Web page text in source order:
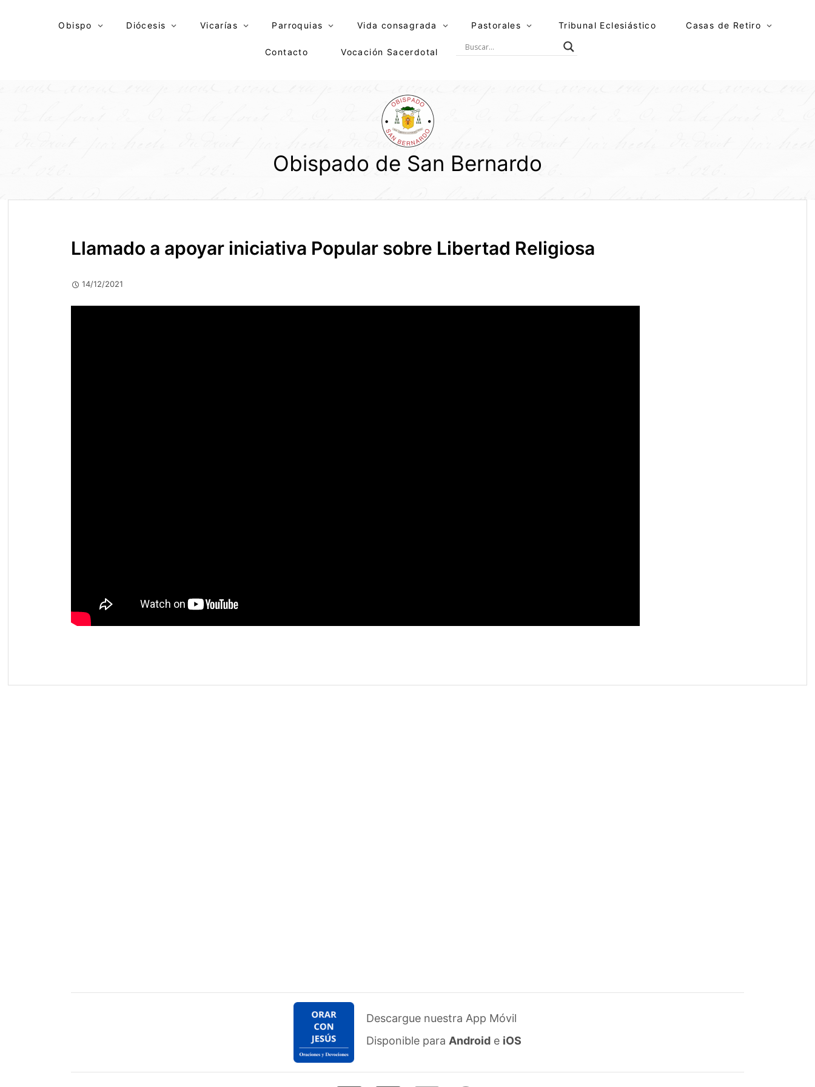
Obispo Diócesis Vicarías Parroquias Vida consagrada Pastorales Tribunal Eclesiástico Casas de Retiro
Contacto Vocación Sacerdotal
Obispado de San Bernardo
Llamado a apoyar iniciativa Popular sobre Libertad Religiosa
14/12/2021
Descargue nuestra App Móvil
Disponible para Android e iOS